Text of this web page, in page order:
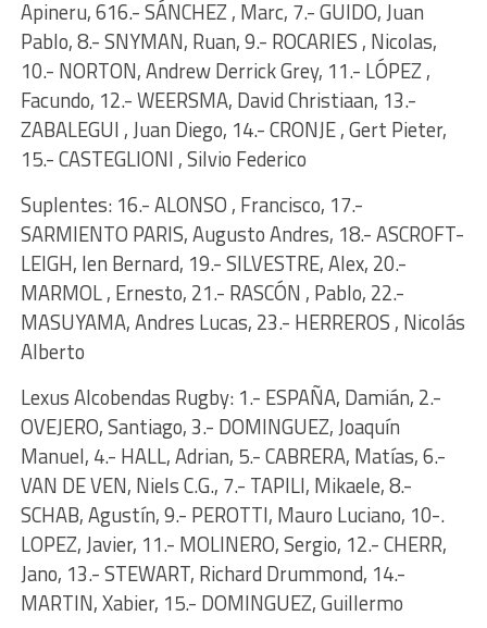
Apineru, 616.- SÁNCHEZ , Marc, 7.- GUIDO, Juan
Pablo, 8.- SNYMAN, Ruan, 9.- ROCARIES , Nicolas,
10.- NORTON, Andrew Derrick Grey, 11.- LÓPEZ ,
Facundo, 12.- WEERSMA, David Christiaan, 13.-
ZABALEGUI , Juan Diego, 14.- CRONJE , Gert Pieter,
15.- CASTEGLIONI , Silvio Federico
Suplentes: 16.- ALONSO , Francisco, 17.-
SARMIENTO PARIS, Augusto Andres, 18.- ASCROFT-
LEIGH, Ien Bernard, 19.- SILVESTRE, Alex, 20.-
MARMOL , Ernesto, 21.- RASCÓN , Pablo, 22.-
MASUYAMA, Andres Lucas, 23.- HERREROS , Nicolás
Alberto
Lexus Alcobendas Rugby: 1.- ESPAÑA, Damián, 2.-
OVEJERO, Santiago, 3.- DOMINGUEZ, Joaquín
Manuel, 4.- HALL, Adrian, 5.- CABRERA, Matías, 6.-
VAN DE VEN, Niels C.G., 7.- TAPILI, Mikaele, 8.-
SCHAB, Agustín, 9.- PEROTTI, Mauro Luciano, 10-.
LOPEZ, Javier, 11.- MOLINERO, Sergio, 12.- CHERR,
Jano, 13.- STEWART, Richard Drummond, 14.-
MARTIN, Xabier, 15.- DOMINGUEZ, Guillermo